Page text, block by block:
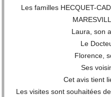
Les familles HECQUET-
Laura, son
Le
Florence,
Ses
Cet avis tient
Les visites sont souhaitées